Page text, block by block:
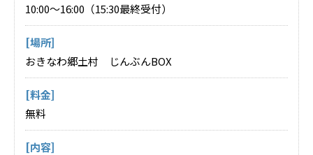
10:00～16:00（15:30最終受付）
[場所]
おきなわ郷土村 じんぶんBOX
[料金]
無料
[内容]